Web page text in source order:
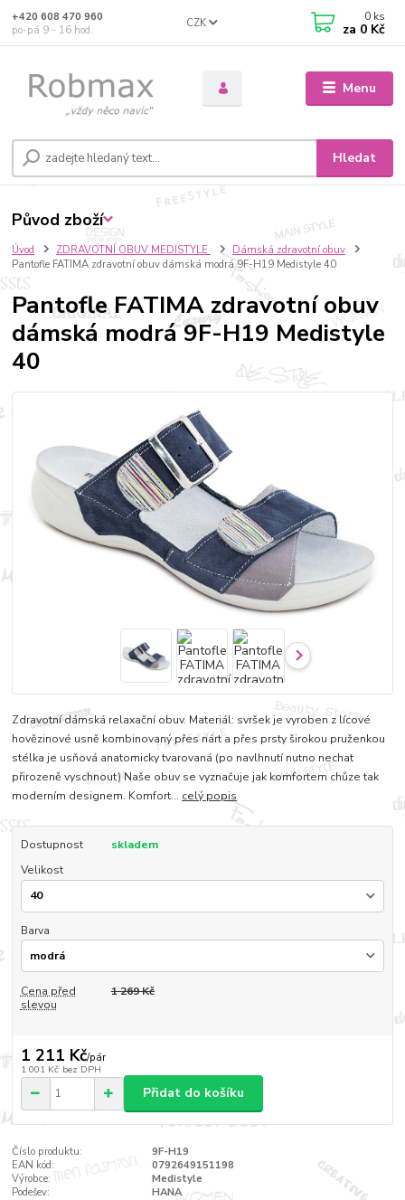
Menu
CZK
Hledat
+420 608 470 960
po-pá 9 - 16 hod.
0 ks
za 0 Kč
Úvod ZDRAVOTNÍ OBUV MEDISTYLE
Dámská zdravotní obuv
Pantofle FATIMA zdravotní obuv dámská modrá 9F-H19 Medistyle 40
Pantofle FATIMA zdravotní obuv
dámská modrá 9F-H19 Medistyle
40
Zdravotní dámská relaxační obuv. Materiál: svršek je vyroben z lícové
hovězinové usně kombinovaný přes nárt a přes prsty širokou pruženkou
stélka je usňová anatomicky tvarovaná (po navlhnutí nutno nechat
přirozeně vyschnout) Naše obuv se vyznačuje jak komfortem chůze tak
moderním designem. Komfort... celý popis
Dostupnost
skladem
Velikost
Barva
Cena před
slevou
1 269 Kč
1 211 Kč/pár
1 001 Kč bez DPH
Přidat do košíku
Číslo produktu:
9F-H19
EAN kód:
0792649151198
Výrobce:
Medistyle
Podešev:
HANA
Původ zboží